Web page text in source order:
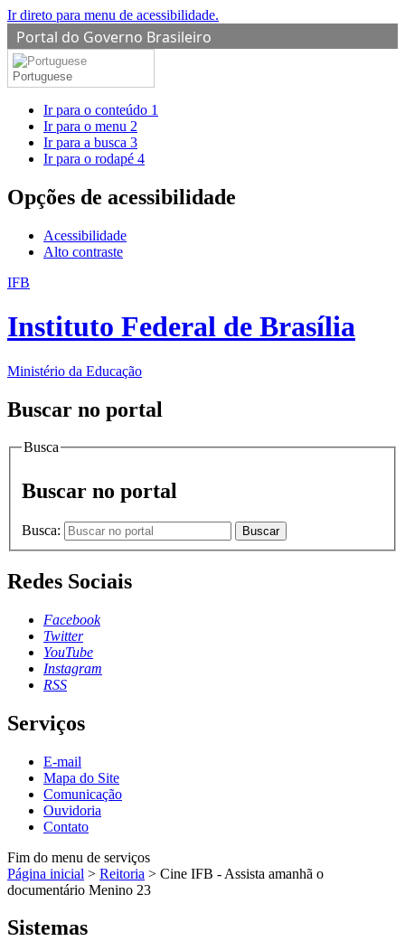
Ir direto para menu de acessibilidade.
Portal do Governo Brasileiro
Portuguese
Ir para o conteúdo 1
Ir para o menu 2
Ir para a busca 3
Ir para o rodapé 4
Opções de acessibilidade
Acessibilidade
Alto contraste
IFB
Instituto Federal de Brasília
Ministério da Educação
Buscar no portal
Busca
Buscar no portal
Busca: Buscar
Redes Sociais
Facebook
Twitter
YouTube
Instagram
RSS
Serviços
E-mail
Mapa do Site
Comunicação
Ouvidoria
Contato
Fim do menu de serviços
Página inicial > Reitoria > Cine IFB - Assista amanhã o
documentário Menino 23
Sistemas